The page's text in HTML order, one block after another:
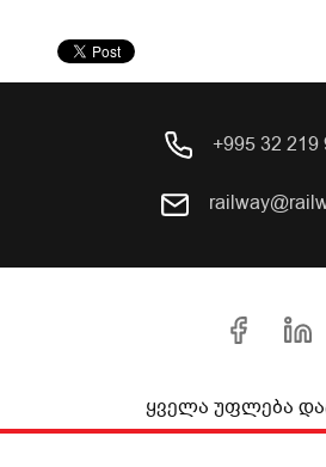
+995 32 219
ყველა უფლება